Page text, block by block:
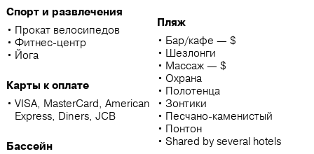
Спорт и развлечения
Прокат велосипедов
Фитнес-центр
Йога
Пляж
Бар/кафе — $
Шезлонги
Массаж — $
Охрана
Полотенца
Зонтики
Песчано-каменистый
Понтон
Shared by several hotels
Карты к оплате
VISA, MasterСard, American
Express, Diners, JCB
Бассейн